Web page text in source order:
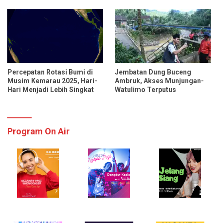
Percepatan Rotasi Bumi di
Musim Kemarau 2025, Hari-
Hari Menjadi Lebih Singkat
Jembatan Dung Buceng
Ambruk, Akses Munjungan-
Watulimo Terputus
Program On Air